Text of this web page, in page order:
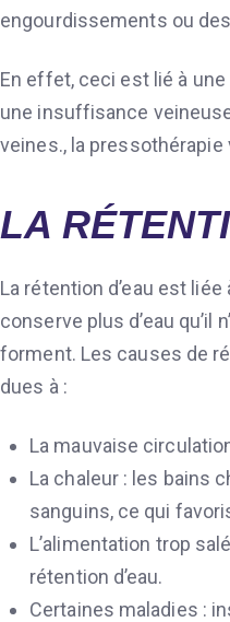
engourdissements ou
En effet, ceci est lié à
une insuffisance
veines., la
LA
La rétention d’eau est
conserve plus d’eau
forment. Les causes de
dues à :
La mauvaise
La chaleur : les bains
sanguins, ce qui
L’alimentation trop
rétention d’eau.
Certaines maladies :